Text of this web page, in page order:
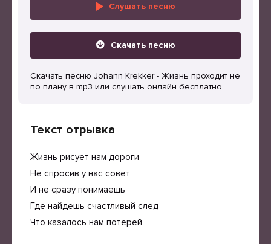
Слушать песню
Скачать песню
Скачать песню Johann Krekker - Жизнь проходит не
по плану в mp3 или слушать онлайн бесплатно
Текст отрывка
Жизнь рисует нам дороги
Не спросив у нас совет
И не сразу понимаешь
Где найдешь счастливый след
Что казалось нам потерей